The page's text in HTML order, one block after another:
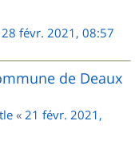
28 févr. 2021, 08:57
de Deaux
« 21 févr. 2021,